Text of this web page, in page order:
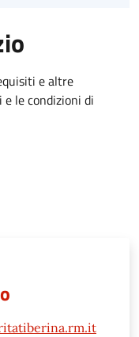
e altre
le condizioni di